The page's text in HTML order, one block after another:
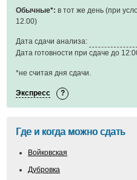
Обычные*: в тот же день (при
12.00)
Дата сдачи анализа:
Дата готовности при сдаче до
*не считая дня сдачи.
Экспресс
Где и когда можно сдать
Войковская
Дубровка